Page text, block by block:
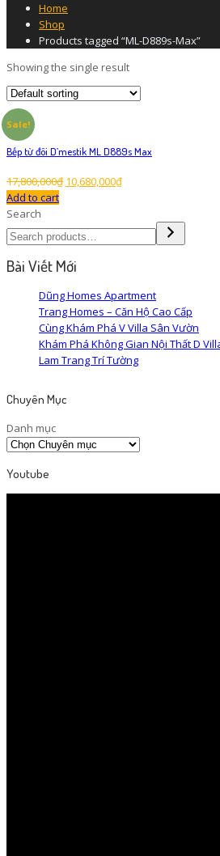
Home
Shop
Products tagged “ML-D889s-Max”
Showing the single result
Sale!
Bếp từ đôi D’mestik ML D889s Max
17,800,000₫ 10,680,000₫
Add to cart
Search
Bài Viết Mới
Dũng Homes Apartment
Trang Homes – Căn Hộ Cao Cấp
Cùng Khám Phá V Villa Sân Vườn
Khám Phá Không Gian Nội Thất D
Lam Trang Trí Tường
Chuyên Mục
Danh mục
Youtube